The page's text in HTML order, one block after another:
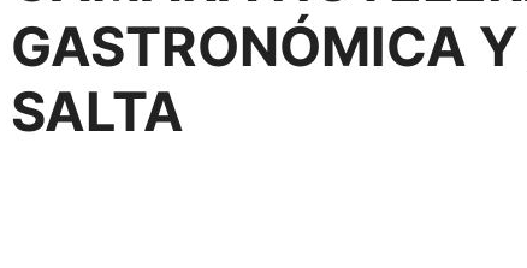
GASTRONÓMICA
SALTA